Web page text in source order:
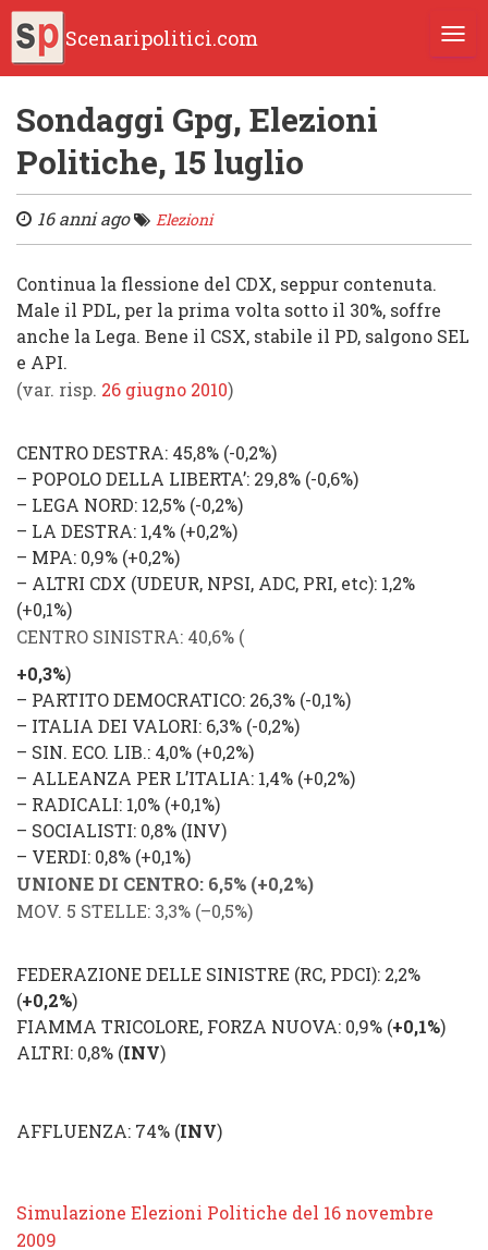
Scenaripolitici.com
Sondaggi Gpg, Elezioni
Politiche, 15 luglio
16 anni ago Elezioni
Continua la flessione del CDX, seppur contenuta.
Male il PDL, per la prima volta sotto il 30%, soffre
anche la Lega. Bene il CSX, stabile il PD, salgono SEL
e API.
(var. risp. 26 giugno 2010)
CENTRO DESTRA: 45,8% (-0,2%)
– POPOLO DELLA LIBERTA’: 29,8% (-0,6%)
– LEGA NORD: 12,5% (-0,2%)
– LA DESTRA: 1,4% (+0,2%)
– MPA: 0,9% (+0,2%)
– ALTRI CDX (UDEUR, NPSI, ADC, PRI, etc): 1,2%
(+0,1%)
CENTRO SINISTRA: 40,6% (
+0,3%)
– PARTITO DEMOCRATICO: 26,3% (-0,1%)
– ITALIA DEI VALORI: 6,3% (-0,2%)
– SIN. ECO. LIB.: 4,0% (+0,2%)
– ALLEANZA PER L’ITALIA: 1,4% (+0,2%)
– RADICALI: 1,0% (+0,1%)
– SOCIALISTI: 0,8% (INV)
– VERDI: 0,8% (+0,1%)
UNIONE DI CENTRO: 6,5% (+0,2%)
MOV. 5 STELLE: 3,3% (–0,5%)
FEDERAZIONE DELLE SINISTRE (RC, PDCI): 2,2%
(+0,2%)
FIAMMA TRICOLORE, FORZA NUOVA: 0,9% (+0,1%)
ALTRI: 0,8% (INV)
AFFLUENZA: 74% (INV)
Simulazione Elezioni Politiche del 16 novembre
2009